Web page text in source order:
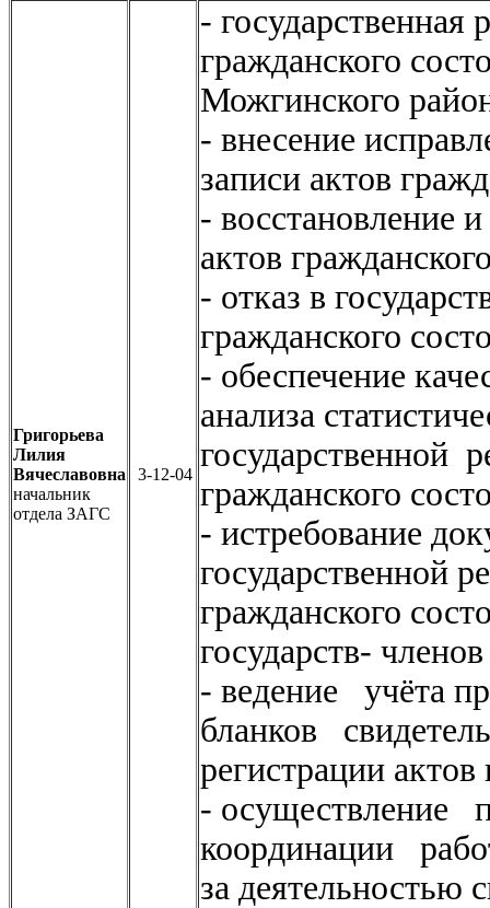
Григорьева
Лилия
Вячеславовна
начальник
отдела ЗАГС
3-12-04
- государственная
гражданского
Можгинского
- внесение
записи актов
- восстановление
актов
- отказ в
гражданского
- обеспечение
анализа
государственной
гражданского
- истребование
государственной
гражданского
государств-
- ведение учёта
бланков
регистрации
- осуществление
координации
за деятельностью